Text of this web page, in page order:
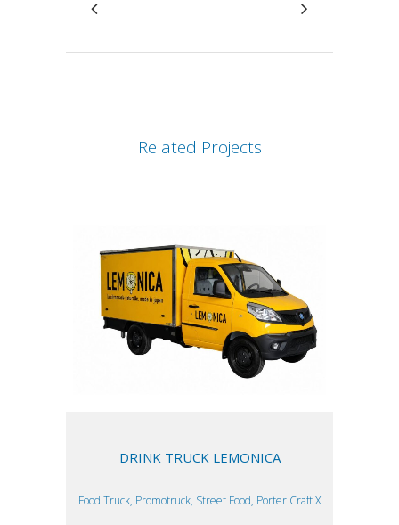
Related Projects
DRINK TRUCK LEMONICA
Food Truck, Promotruck, Street Food, Porter Craft X